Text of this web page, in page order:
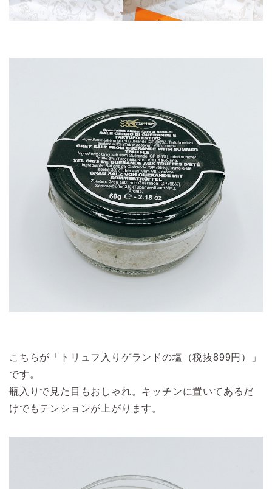
こちらが「トリュフ入りゲランドの塩（税抜899円）」
です。
瓶入りで見た目もおしゃれ。キッチンに置いてあるだ
けでもテンションが上がります。